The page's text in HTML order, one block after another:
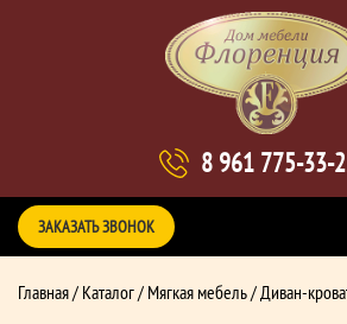
8 961 775-33-
ЗАКАЗАТЬ ЗВОНОК
Главная/ Каталог/ Мягкая мебель/ Диван-